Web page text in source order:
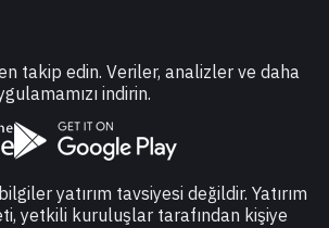
takip edin. Veriler, analizler ve daha
indirin.
yatırım tavsiyesi değildir. Yatırım
yetkili kuruluşlar tarafından kişiye